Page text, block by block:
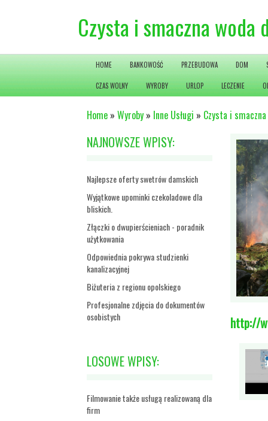
Czysta i smaczna woda
HOME BANKOWOŚĆ PRZEBUDOWA DOM
CZAS WOLNY WYROBY URLOP LECZENIE
Home » Wyroby » Inne Usługi » Czysta i
NAJNOWSZE WPISY:
Najlepsze oferty swetrów damskich
Wyjątkowe upominki czekoladowe dla
bliskich.
Złączki o dwupierścieniach - poradnik
użytkowania
Odpowiednia pokrywa studzienki
kanalizacyjnej
Biżuteria z regionu opolskiego
Profesjonalne zdjęcia do dokumentów
osobistych
LOSOWE WPISY:
Filmowanie także usługą realizowaną dla
firm
http://